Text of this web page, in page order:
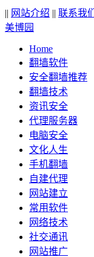
|| 网站介绍 || 联系我们
美博园
Home
翻墙软件
安全翻墙推荐
翻墙技术
资讯安全
代理服务器
电脑安全
文化人生
手机翻墙
自建代理
网站建立
常用软件
网络技术
社交通讯
网站推广